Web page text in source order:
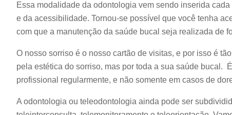
Essa modalidade da odontologia vem sendo inserida
e da acessibilidade. Tornou-se possível que você tenha
com que a manutenção da saúde bucal seja realizada de
O nosso sorriso é o nosso cartão de visitas, e por isso é
pela estética do sorriso, mas por toda a sua saúde bucal.
profissional regularmente, e não somente em casos de
A odontologia ou teleodontologia ainda pode ser